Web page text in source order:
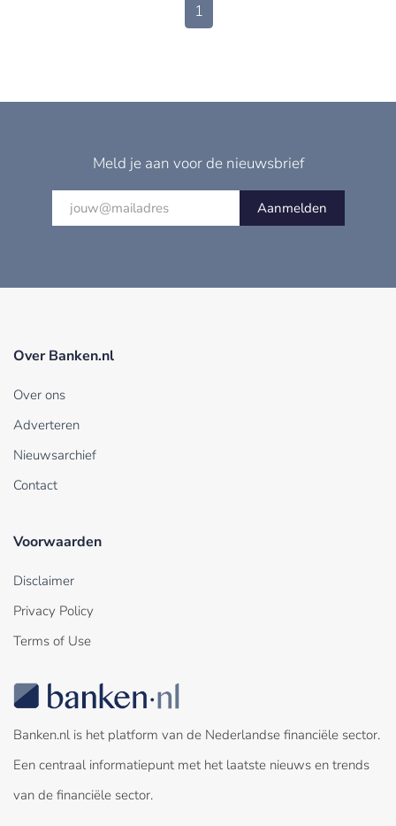
1
Meld je aan voor de nieuwsbrief
Aanmelden
Over Banken.nl
Over ons
Adverteren
Nieuwsarchief
Contact
Voorwaarden
Disclaimer
Privacy Policy
Terms of Use
Banken.nl is het platform van de Nederlandse financiële sector.
Een centraal informatiepunt met het laatste nieuws en trends
van de financiële sector.